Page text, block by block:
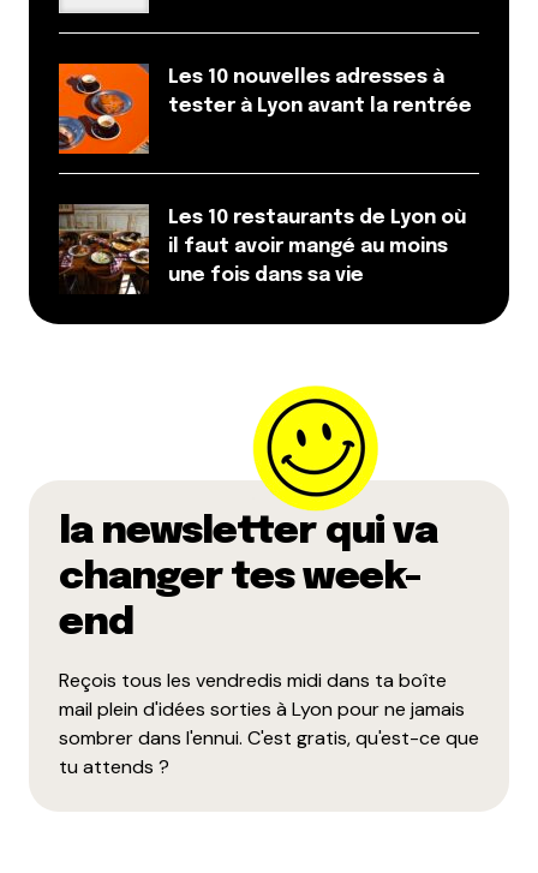
Les 10 nouvelles adresses à
tester à Lyon avant la rentrée
Les 10 restaurants de Lyon où
il faut avoir mangé au moins
une fois dans sa vie
la newsletter qui va
changer tes week-
end
Reçois tous les vendredis midi dans ta boîte
mail plein d'idées sorties à Lyon pour ne jamais
sombrer dans l'ennui. C'est gratis, qu'est-ce que
tu attends ?